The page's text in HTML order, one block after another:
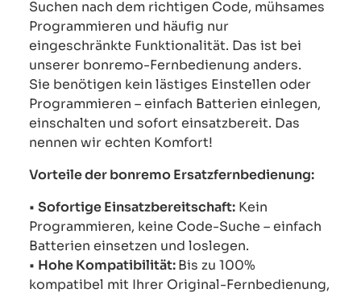
Suchen nach dem richtigen Code, mühsames
Programmieren und häufig nur
eingeschränkte Funktionalität. Das ist bei
unserer bonremo-Fernbedienung anders.
Sie benötigen kein lästiges Einstellen oder
Programmieren – einfach Batterien einlegen,
einschalten und sofort einsatzbereit. Das
nennen wir echten Komfort!
Vorteile der bonremo Ersatzfernbedienung:
• Sofortige Einsatzbereitschaft: Kein
Programmieren, keine Code-Suche – einfach
Batterien einsetzen und loslegen.
• Hohe Kompatibilität:Bis zu 100%
kompatibel mit Ihrer Original-Fernbedienung,